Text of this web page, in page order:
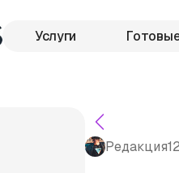
Услуги
Редакция